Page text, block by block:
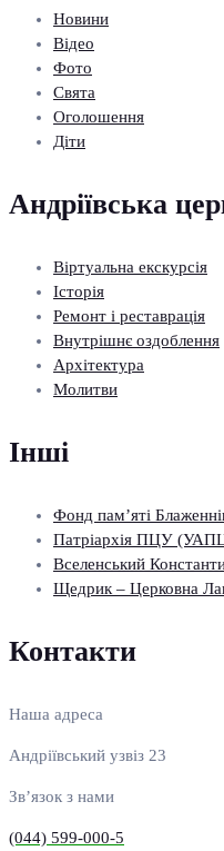
Новини
Відео
Фото
Свята
Оголошення
Діти
Андріївська
Віртуальна екскурсія
Історія
Ремонт і реставрація
Внутрішнє оздоблення
Архітектура
Молитви
Інші
Фонд пам’яті
Патріархія ПЦУ
Вселенський
Щедрик – Церковна
Контакти
Наша адреса
Андріївський узвіз 23
Зв’язок з нами
(044) 599-000-5